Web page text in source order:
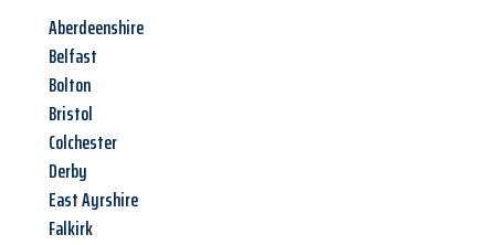
Aberdeenshire
Belfast
Bolton
Bristol
Colchester
Derby
East Ayrshire
Falkirk